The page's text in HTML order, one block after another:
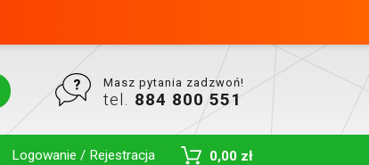
Masz pytania zadzwoń!
tel. 884 800 551
Logowanie / Rejestracja 0,00 zł